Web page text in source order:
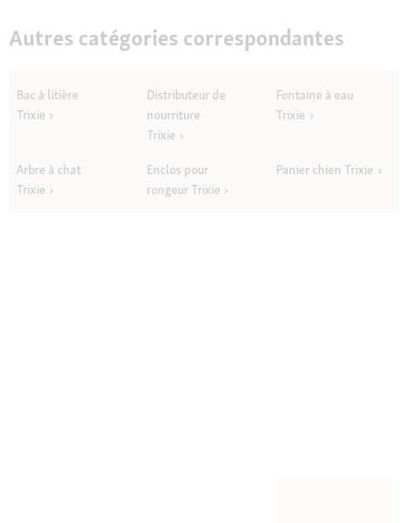
Autres catégories correspondantes
Bac à litière
Trixie
Distributeur de
nourriture
Trixie
Fontaine à eau
Trixie
Arbre à chat
Trixie
Enclos pour
rongeur Trixie
Panier chien Trixie